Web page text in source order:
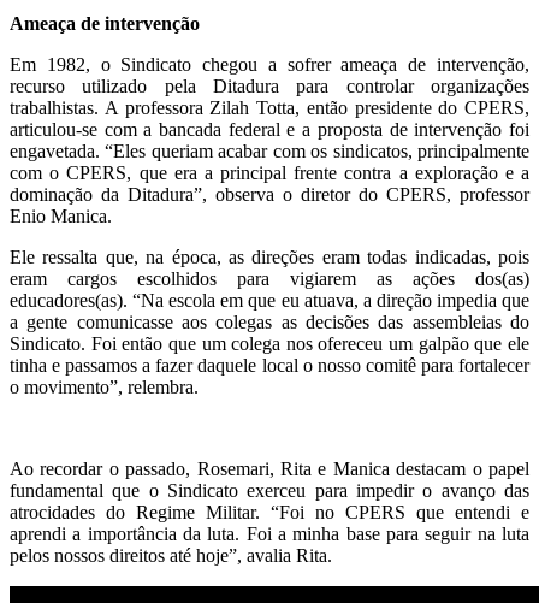
Ameaça de intervenção
Em 1982, o Sindicato chegou a sofrer ameaça de intervenção,
recurso utilizado pela Ditadura para controlar organizações
trabalhistas. A professora Zilah Totta, então presidente do CPERS,
articulou-se com a bancada federal e a proposta de intervenção foi
engavetada.“Eles queriam acabar com os sindicatos, principalmente
com o CPERS, que era a principal frente contra a exploração e a
dominação da Ditadura”, observa o diretor do CPERS, professor
Enio Manica.
Ele ressalta que, na época, as direções eram todas indicadas, pois
eram cargos escolhidos para vigiarem as ações dos(as)
educadores(as). “Na escola em que eu atuava, a direção impedia que
a gente comunicasse aos colegas as decisões das assembleias do
Sindicato. Foi então que um colega nos ofereceu um galpão que ele
tinha e passamos a fazer daquele local o nosso comitê para fortalecer
o movimento”, relembra.
Ao recordar o passado, Rosemari, Rita e Manica destacam o papel
fundamental que o Sindicato exerceu para impedir o avanço das
atrocidades do Regime Militar. “Foi no CPERS que entendi e
aprendi a importância da luta. Foi a minha base para seguir na luta
pelos nossos direitos até hoje”, avalia Rita.